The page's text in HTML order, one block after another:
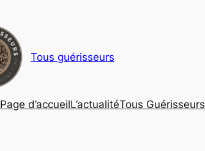
Tous guérisseurs
Page d’accueilL’actualitéTous Guérisseurs